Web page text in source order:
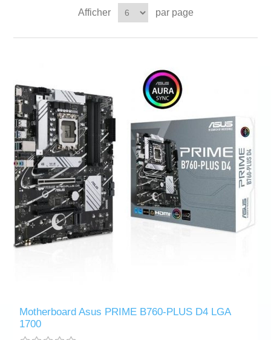
Afficher par page
Motherboard Asus PRIME B760-PLUS D4 LGA
1700